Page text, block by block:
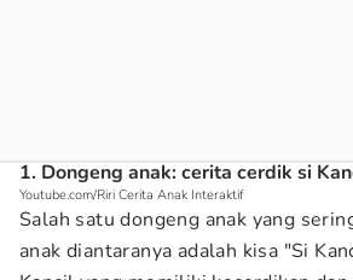
1. Dongeng anak: cerita cerdik si
Youtube.com/Riri Cerita Anak Interaktif
Salah satu dongeng anak yang
anak diantaranya adalah kisa "Si